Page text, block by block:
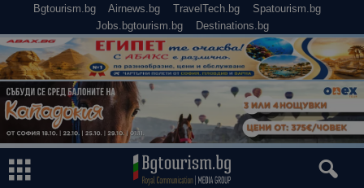
Bgtourism.bg Airnews.bg TravelTech.bg
Spatourism.bg
Jobs.bgtourism.bg
Destinations.bg